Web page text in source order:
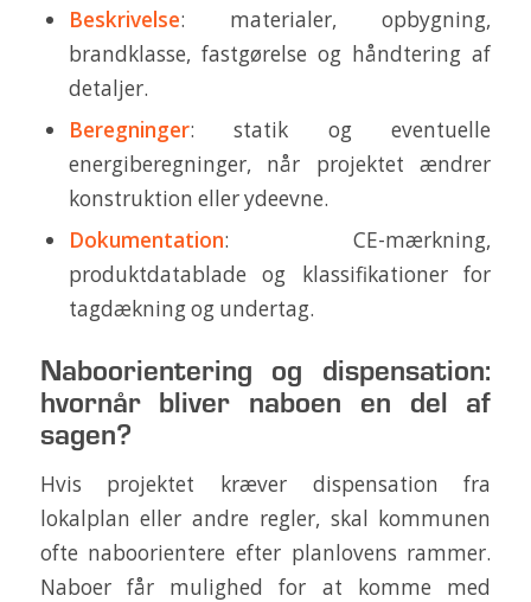
Beskrivelse: materialer, opbygning,
brandklasse, fastgørelse og håndtering af
detaljer.
Beregninger: statik og eventuelle
energiberegninger, når projektet ændrer
konstruktion eller ydeevne.
Dokumentation: CE-mærkning,
produktdatablade og klassifikationer for
tagdækning og undertag.
Naboorientering og dispensation:
hvornår bliver naboen en del af
sagen?
Hvis projektet kræver dispensation fra
lokalplan eller andre regler, skal kommunen
ofte naboorientere efter planlovens rammer.
Naboer får mulighed for at komme med